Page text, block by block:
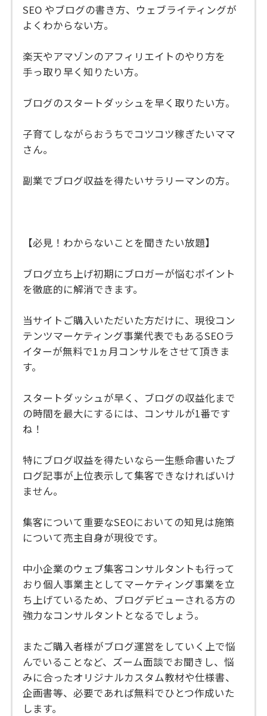
SEO やブログの書き方、ウェブライティングが
よくわからない方。
楽天やアマゾンのアフィリエイトのやり方を
手っ取り早く知りたい方。
ブログのスタートダッシュを早く取りたい方。
子育てしながらおうちでコツコツ稼ぎたいママ
さん。
副業でブログ収益を得たいサラリーマンの方。
【必見！わからないことを聞きたい放題】
ブログ立ち上げ初期にブロガーが悩むポイント
を徹底的に解消できます。
当サイトご購入いただいた方だけに、現役コン
テンツマーケティング事業代表でもあるSEOラ
イターが無料で1ヵ月コンサルをさせて頂きま
す。
スタートダッシュが早く、ブログの収益化まで
の時間を最大にするには、コンサルが1番です
ね！
特にブログ収益を得たいなら一生懸命書いたブ
ログ記事が上位表示して集客できなければいけ
ません。
集客について重要なSEOにおいての知見は施策
について売主自身が現役です。
中小企業のウェブ集客コンサルタントも行って
おり個人事業主としてマーケティング事業を立
ち上げているため、ブログデビューされる方の
強力なコンサルタントとなるでしょう。
またご購入者様がブログ運営をしていく上で悩
んでいることなど、ズーム面談でお聞きし、悩
みに合ったオリジナルカスタム教材や仕様書、
企画書等、必要であれば無料でひとつ作成いた
します。